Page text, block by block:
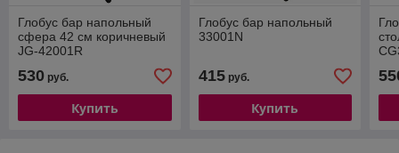
Глобус бар напольный
сфера 42 см коричневый
JG-42001R
530 руб.
Купить
Глобус бар напольный
33001N
415руб.
Купить